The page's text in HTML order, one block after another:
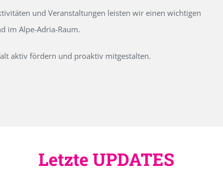
und Veranstaltungen leisten wir einen wichtigen
im Alpe-Adria-Raum.
aktiv fördern und proaktiv mitgestalten.
Letzte UPDATES